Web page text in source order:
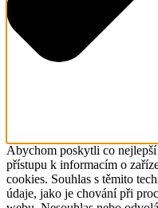
Abychom poskytli co
přístupu k informacím o
cookies. Souhlas s těmito
údaje, jako je chování při